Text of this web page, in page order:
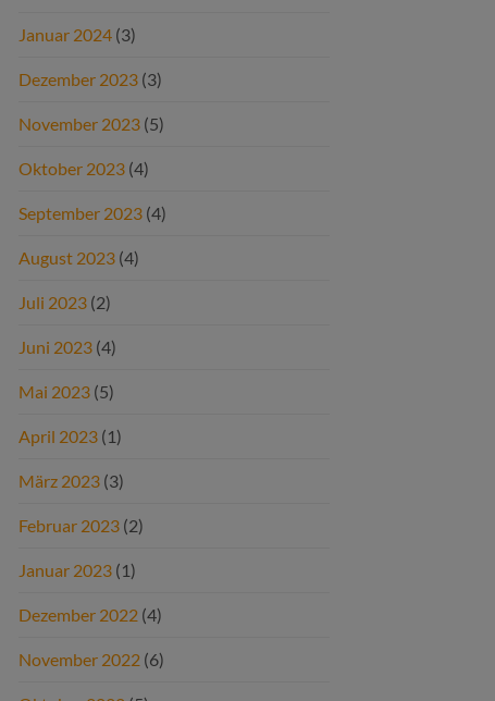
Januar 2024 (3)
Dezember 2023 (3)
November 2023 (5)
Oktober 2023 (4)
September 2023 (4)
August 2023 (4)
Juli 2023 (2)
Juni 2023 (4)
Mai 2023 (5)
April 2023 (1)
März 2023 (3)
Februar 2023 (2)
Januar 2023 (1)
Dezember 2022 (4)
November 2022 (6)